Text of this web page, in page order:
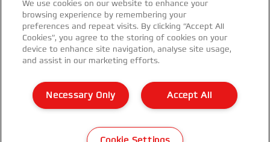
Impressum
Kundenservice
Meine Daten verwalten
Garantiebedingungen
Konformitätserklärungen
Sitemap
©2026 ACCO Brands
We use cookies on our website to enhance your
browsing experience by remembering your
preferences and repeat visits. By clicking “Accept All
Cookies”, you agree to the storing of cookies on your
device to enhance site navigation, analyse site usage,
and assist in our marketing efforts.
Accept All
Necessary Only